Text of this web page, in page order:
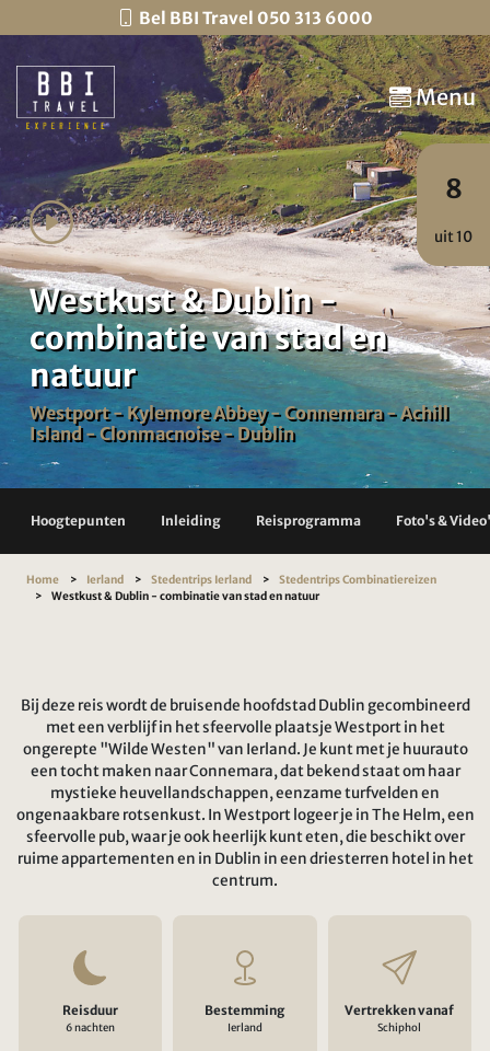
Bel BBI Travel 050 313 6000
Menu
8
uit 10
Westkust & Dublin -
combinatie van stad en
natuur
Westport - Kylemore Abbey - Connemara - Achill
Island - Clonmacnoise - Dublin
Hoogtepunten Inleiding Reisprogramma Foto's &
Home Ierland Stedentrips Ierland
Stedentrips Combinatiereizen
Westkust & Dublin - combinatie van stad en natuur
Bij deze reis wordt de bruisende hoofdstad Dublin gecombineerd
met een verblijf in het sfeervolle plaatsje Westport in het
ongerepte "Wilde Westen" van Ierland. Je kunt met je huurauto
een tocht maken naar Connemara, dat bekend staat om haar
mystieke heuvellandschappen, eenzame turfvelden en
ongenaakbare rotsenkust. In Westport logeer je in The Helm, een
sfeervolle pub, waar je ook heerlijk kunt eten, die beschikt over
ruime appartementen en in Dublin in een driesterren hotel in het
centrum.
Reisduur
6 nachten
Bestemming
Ierland
Vertrekken vanaf
Schiphol